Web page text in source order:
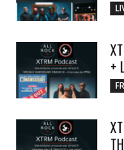
+